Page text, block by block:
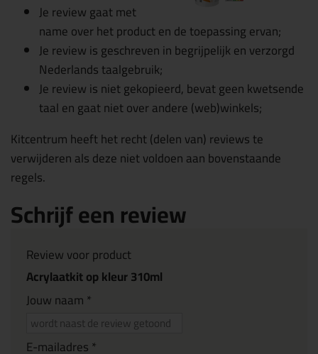
Je review gaat met
name over het product en de toepassing ervan;
Je review is geschreven in begrijpelijk en verzorgd
Nederlands taalgebruik;
Je review is niet gekopieerd, bevat geen kwetsende
taal en gaat niet over andere (web)winkels;
Kitcentrum heeft het recht (delen van) reviews te
verwijderen als deze niet voldoen aan bovenstaande
regels.
Schrijf een review
Review voor product
Acrylaatkit op kleur 310ml
Jouw naam *
E-mailadres *